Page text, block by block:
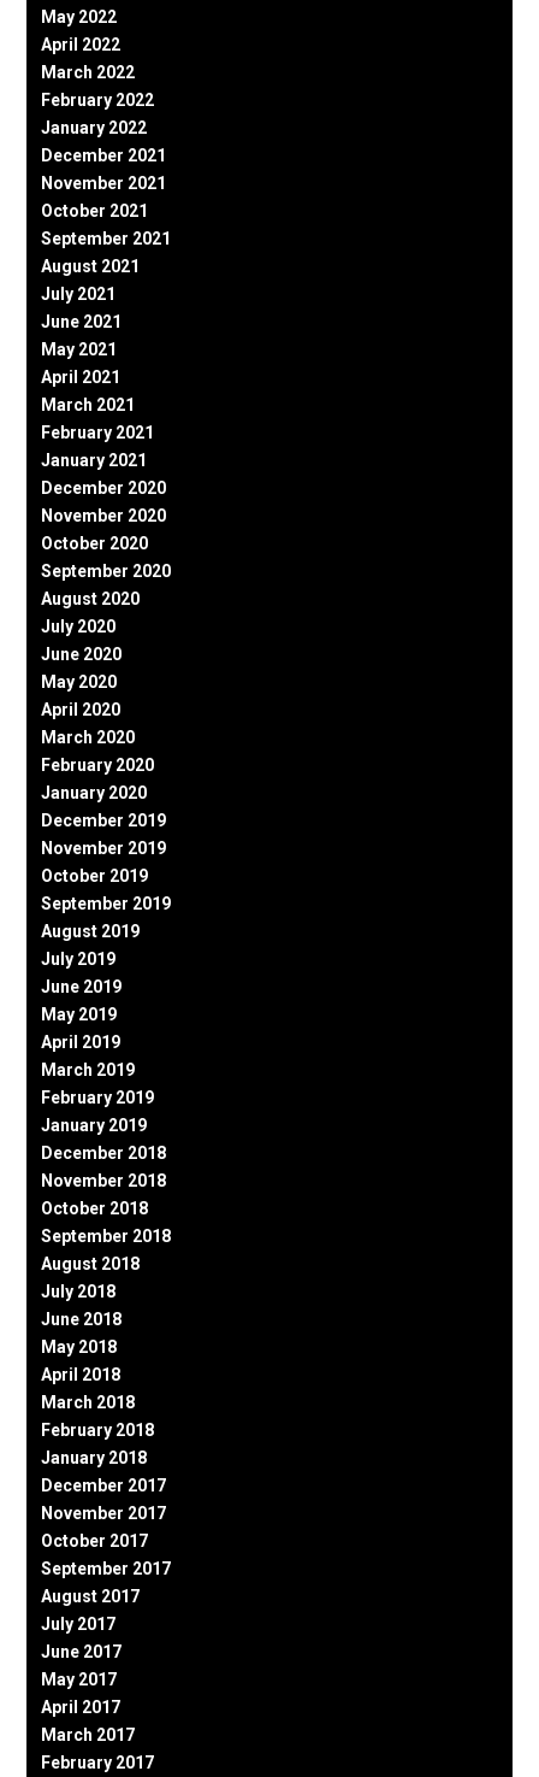
May 2022
April 2022
March 2022
February 2022
January 2022
December 2021
November 2021
October 2021
September 2021
August 2021
July 2021
June 2021
May 2021
April 2021
March 2021
February 2021
January 2021
December 2020
November 2020
October 2020
September 2020
August 2020
July 2020
June 2020
May 2020
April 2020
March 2020
February 2020
January 2020
December 2019
November 2019
October 2019
September 2019
August 2019
July 2019
June 2019
May 2019
April 2019
March 2019
February 2019
January 2019
December 2018
November 2018
October 2018
September 2018
August 2018
July 2018
June 2018
May 2018
April 2018
March 2018
February 2018
January 2018
December 2017
November 2017
October 2017
September 2017
August 2017
July 2017
June 2017
May 2017
April 2017
March 2017
February 2017